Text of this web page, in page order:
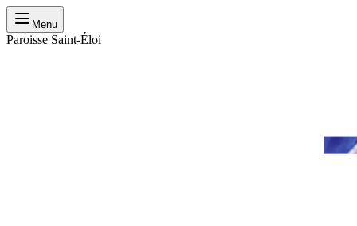
Menu
Paroisse Saint-Éloi